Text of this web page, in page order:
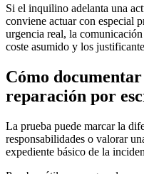
Si el inquilino adelanta una
conviene actuar con especial
urgencia real, la
coste asumido y los
Cómo
reparación por
La prueba puede marcar la
responsabilidades o valorar
expediente básico de la